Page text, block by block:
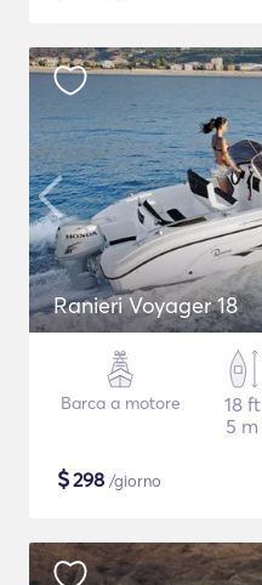
Ranieri Voyager 18
Barca a motore
18 ft
5 m
$298 /giorno